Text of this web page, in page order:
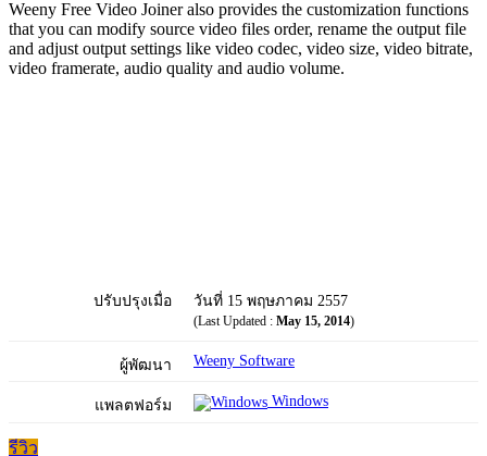
Weeny Free Video Joiner also provides the customization functions
that you can modify source video files order, rename the output file
and adjust output settings like video codec, video size, video bitrate,
video framerate, audio quality and audio volume.
ปรับปรุงเมื่อ วันที่ 15 พฤษภาคม 2557
(Last Updated : May 15, 2014)
ผู้พัฒนา Weeny Software
แพลตฟอร์ม Windows
รีวิว